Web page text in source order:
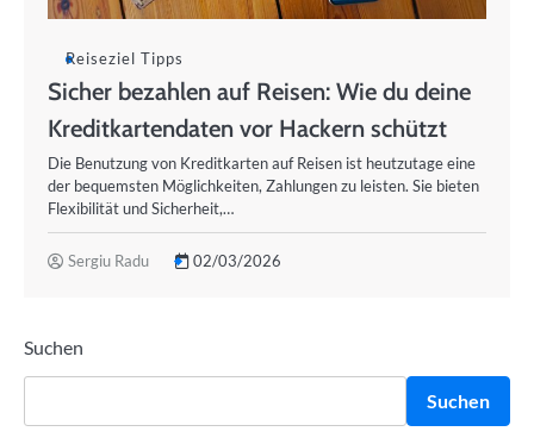
Reiseziel Tipps
Sicher bezahlen auf Reisen: Wie du deine
Kreditkartendaten vor Hackern schützt
Die Benutzung von Kreditkarten auf Reisen ist heutzutage eine
der bequemsten Möglichkeiten, Zahlungen zu leisten. Sie bieten
Flexibilität und Sicherheit,…
Sergiu Radu 02/03/2026
Suchen
Suchen